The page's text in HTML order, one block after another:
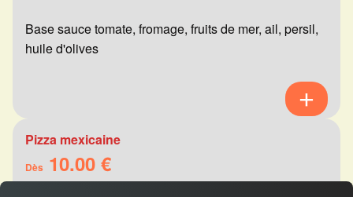
Base sauce tomate, fromage, fruits de mer, ail, persil,
huile d'olives
Pizza mexicaine
Dès 10.00 €